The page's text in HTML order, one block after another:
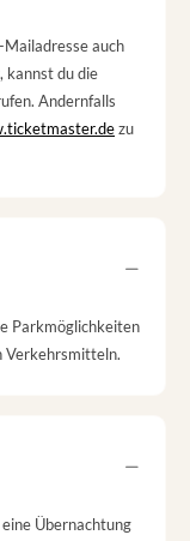
Mailadresse auch
kannst du die
Andernfalls
zu
Parkmöglichkeiten
Verkehrsmitteln.
Übernachtung